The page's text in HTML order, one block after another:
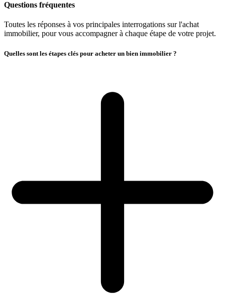
Questions fréquentes
Toutes les réponses à vos principales interrogations sur l'achat
immobilier, pour vous accompagner à chaque étape de votre projet.
Quelles sont les étapes clés pour acheter un bien immobilier ?